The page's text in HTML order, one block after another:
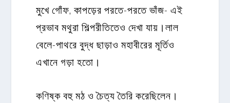
মুখে গোঁফ, কাপড়ের পরতে-পরতে ভাঁজ- এই
প্রভাব মথুরা শিল্পরীতিতেও দেখা যায়।লাল
বেলে-পাথরে বুদ্ধ ছাড়াও মহাবীরের মূর্তিও
এখানে গড়া হতো।
কণিষ্ক বহু মঠ ও চৈত্য তৈরি করেছিলেন।